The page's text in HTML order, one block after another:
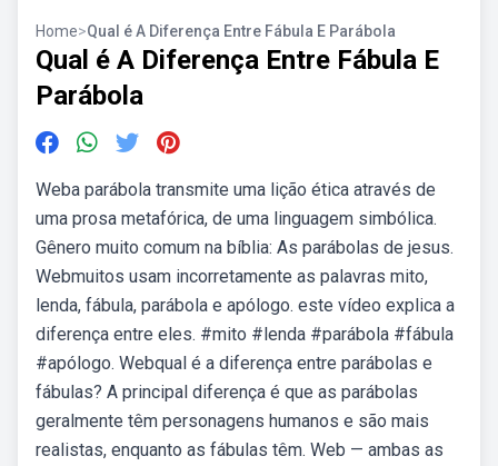
Home>Qual é A Diferença Entre Fábula E Parábola
Qual é A Diferença Entre Fábula E
Parábola
Weba parábola transmite uma lição ética através de
uma prosa metafórica, de uma linguagem simbólica.
Gênero muito comum na bíblia: As parábolas de jesus.
Webmuitos usam incorretamente as palavras mito,
lenda, fábula, parábola e apólogo. este vídeo explica a
diferença entre eles. #mito #lenda #parábola #fábula
#apólogo. Webqual é a diferença entre parábolas e
fábulas? A principal diferença é que as parábolas
geralmente têm personagens humanos e são mais
realistas, enquanto as fábulas têm. Web — ambas as